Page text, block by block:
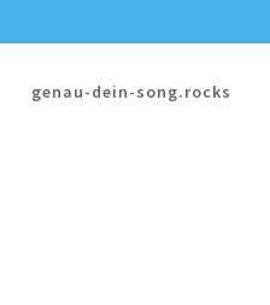
genau-dein-song.rocks